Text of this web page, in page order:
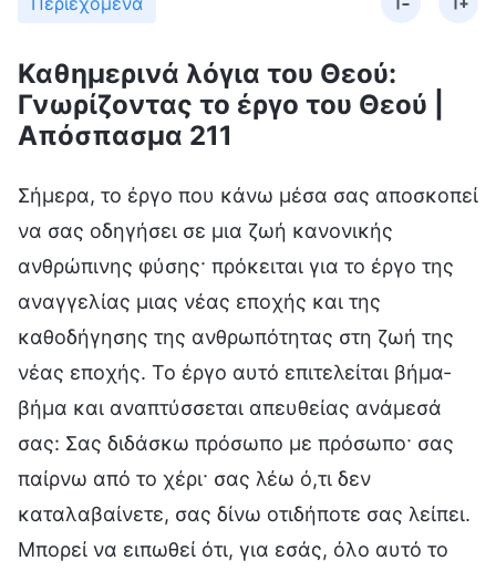
Καθημερινά λόγια του Θεού:
Γνωρίζοντας το έργο του Θεού |
Απόσπασμα 211
Σήμερα, το έργο που κάνω μέσα σας αποσκοπεί
να σας οδηγήσει σε μια ζωή κανονικής
ανθρώπινης φύσης· πρόκειται για το έργο της
αναγγελίας μιας νέας εποχής και της
καθοδήγησης της ανθρωπότητας στη ζωή της
νέας εποχής. Το έργο αυτό επιτελείται βήμα-
βήμα και αναπτύσσεται απευθείας ανάμεσά
σας: Σας διδάσκω πρόσωπο με πρόσωπο· σας
παίρνω από το χέρι· σας λέω ό,τι δεν
καταλαβαίνετε, σας δίνω οτιδήποτε σας λείπει.
Μπορεί να ειπωθεί ότι, για εσάς, όλο αυτό το